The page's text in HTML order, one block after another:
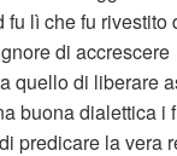
fu lì che fu rivestito
di
quello di liberare
buona dialettica i
predicare la vera